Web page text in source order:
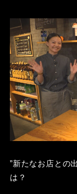
”新たなお店との
は？